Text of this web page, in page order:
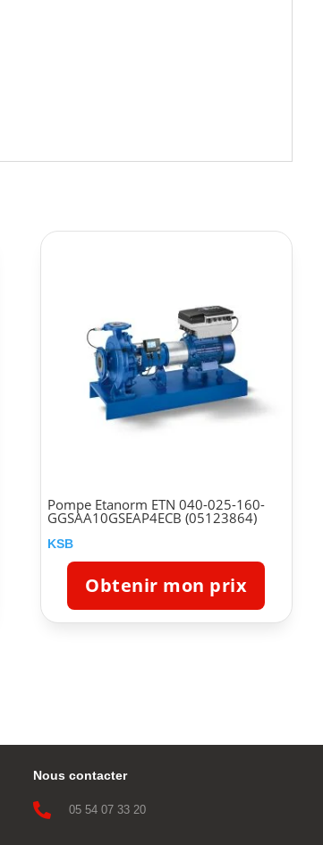
Pompe Etanorm ETN 040-025-160-
GGSAA10GSEAP4ECB (05123864)
KSB
Obtenir mon prix
Nous contacter
 05 54 07 33 20